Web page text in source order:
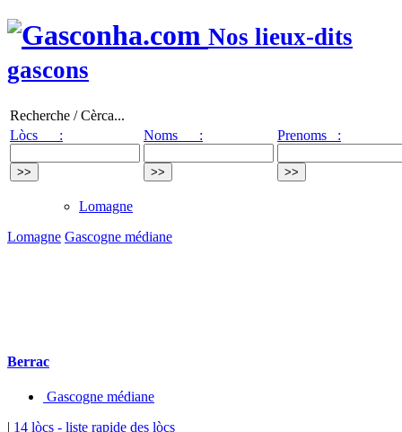
Nos lieux-dits
gascons
Recherche / Cèrca...
Lòcs :
Noms : Prenoms :
Lomagne
Lomagne Gascogne médiane
Berrac
Gascogne médiane
| 14 lòcs - liste rapide des lòcs